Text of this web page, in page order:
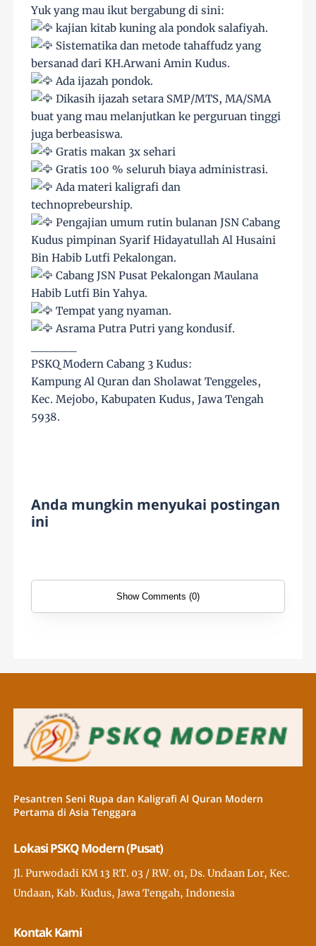
Yuk yang mau ikut bergabung di sini:
kajian kitab kuning ala pondok salafiyah.
Sistematika dan metode tahaffudz yang
bersanad dari KH.Arwani Amin Kudus.
Ada ijazah pondok.
Dikasih ijazah setara SMP/MTS, MA/SMA
buat yang mau melanjutkan ke perguruan tinggi
juga berbeasiswa.
Gratis makan 3x sehari
Gratis 100 % seluruh biaya administrasi.
Ada materi kaligrafi dan
technoprebeurship.
Pengajian umum rutin bulanan JSN Cabang
Kudus pimpinan Syarif Hidayatullah Al Husaini
Bin Habib Lutfi Pekalongan.
Cabang JSN Pusat Pekalongan Maulana
Habib Lutfi Bin Yahya.
Tempat yang nyaman.
Asrama Putra Putri yang kondusif.
PSKQ Modern Cabang 3 Kudus:
Kampung Al Quran dan Sholawat Tenggeles,
Kec. Mejobo, Kabupaten Kudus, Jawa Tengah
5938.
Anda mungkin menyukai postingan
ini
Show Comments (0)
Pesantren Seni Rupa dan Kaligrafi Al Quran Modern
Pertama di Asia Tenggara
Lokasi PSKQ Modern (Pusat)
Jl. Purwodadi KM 13 RT. 03 / RW. 01, Ds. Undaan Lor, Kec.
Undaan, Kab. Kudus, Jawa Tengah, Indonesia
Kontak Kami